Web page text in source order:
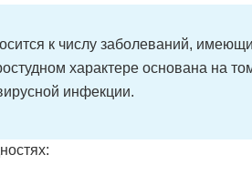
к числу заболеваний,
характере основана на
инфекции.